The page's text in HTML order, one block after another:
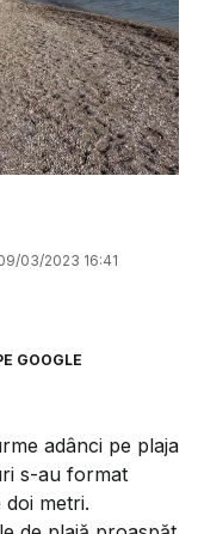
03/2023 16:41
GOOGLE
adânci pe plaja
s-au format
metri.